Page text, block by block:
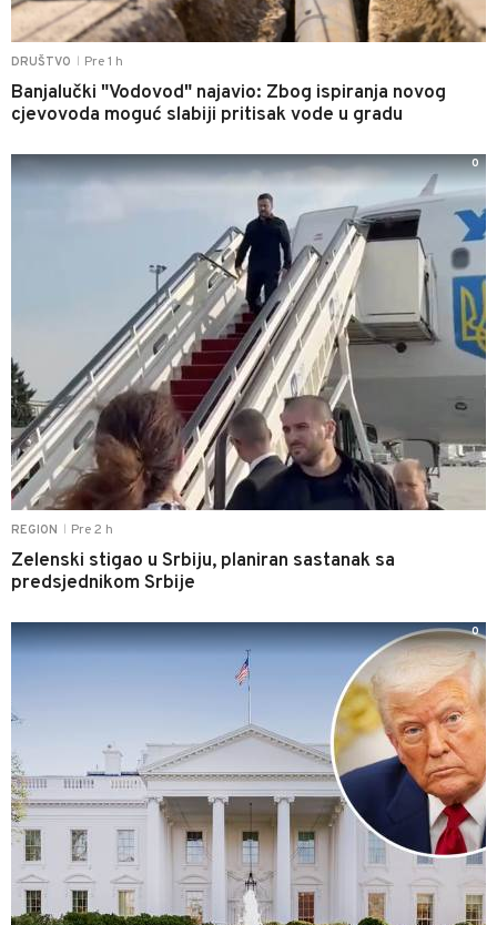
DRUŠTVO Pre 1 h
Banjalučki "Vodovod" najavio: Zbog ispiranja novog
cjevovoda moguć slabiji pritisak vode u gradu
REGION Pre 2 h
Zelenski stigao u Srbiju, planiran sastanak sa
predsjednikom Srbije
0
0